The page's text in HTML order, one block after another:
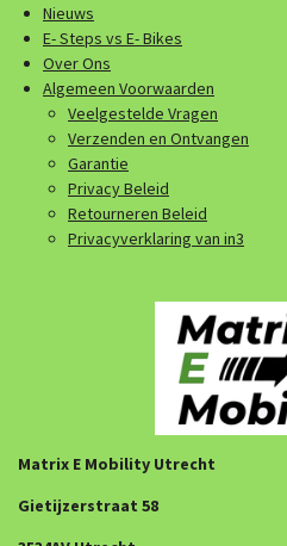
Nieuws
E- Steps vs E- Bikes
Over Ons
Algemeen Voorwaarden
Veelgestelde Vragen
Verzenden en Ontvangen
Garantie
Privacy Beleid
Retourneren Beleid
Privacyverklaring van in3
Matrix E Mobility Utrecht
Gietijzerstraat 58